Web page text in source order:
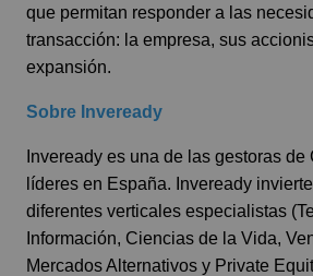
que permitan responder a las
transacción: la empresa, sus
expansión.
Sobre Inveready
Inveready es una de las gestoras
líderes en España. Inveready
diferentes verticales especialistas
Información, Ciencias de la Vida,
Mercados Alternativos y Private